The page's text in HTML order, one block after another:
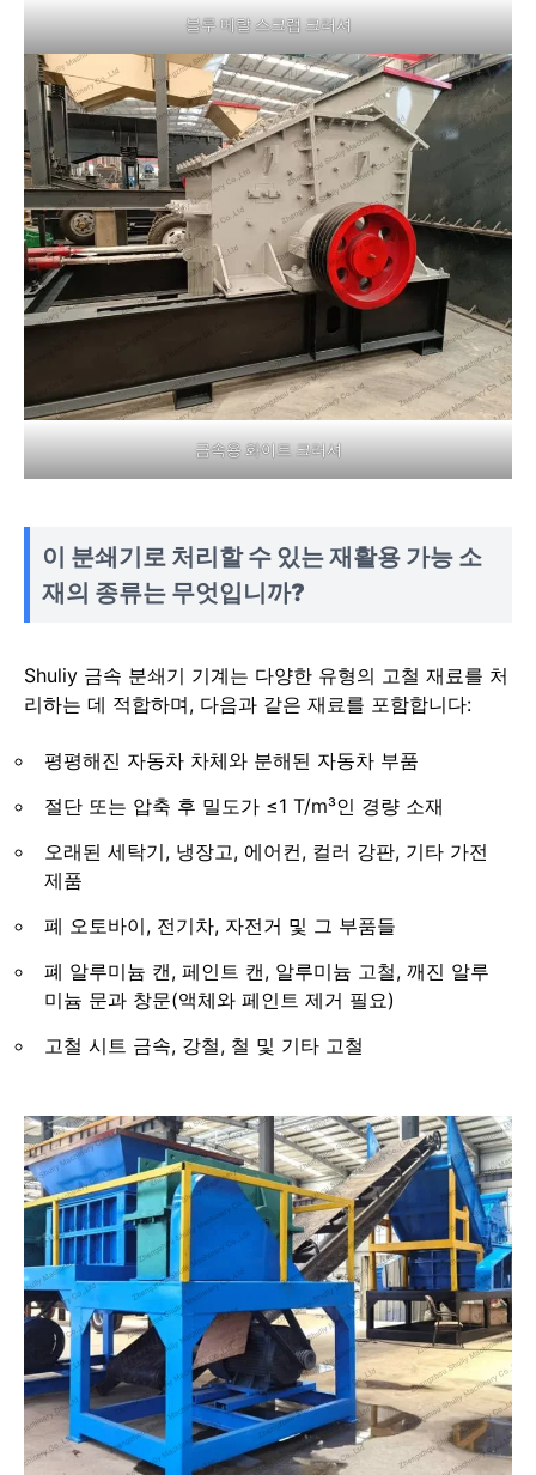
블루 메탈 스크랩 크러셔
금속용 화이트 크러셔
이 분쇄기로 처리할 수 있는 재활용 가능 소
재의 종류는 무엇입니까?
Shuliy 금속 분쇄기 기계는 다양한 유형의 고철 재료를 처
리하는 데 적합하며, 다음과 같은 재료를 포함합니다:
평평해진 자동차 차체와 분해된 자동차 부품
절단 또는 압축 후 밀도가 ≤1 T/m³인 경량 소재
오래된 세탁기, 냉장고, 에어컨, 컬러 강판, 기타 가전
제품
폐 오토바이, 전기차, 자전거 및 그 부품들
폐 알루미늄 캔, 페인트 캔, 알루미늄 고철, 깨진 알루
미늄 문과 창문(액체와 페인트 제거 필요)
고철 시트 금속, 강철, 철 및 기타 고철